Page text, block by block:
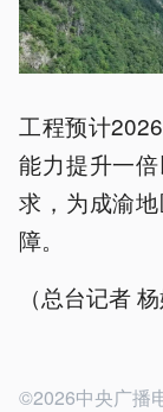
工程预计
能力提升一
求，为成渝
障。
（总台记者
©2026中央广播